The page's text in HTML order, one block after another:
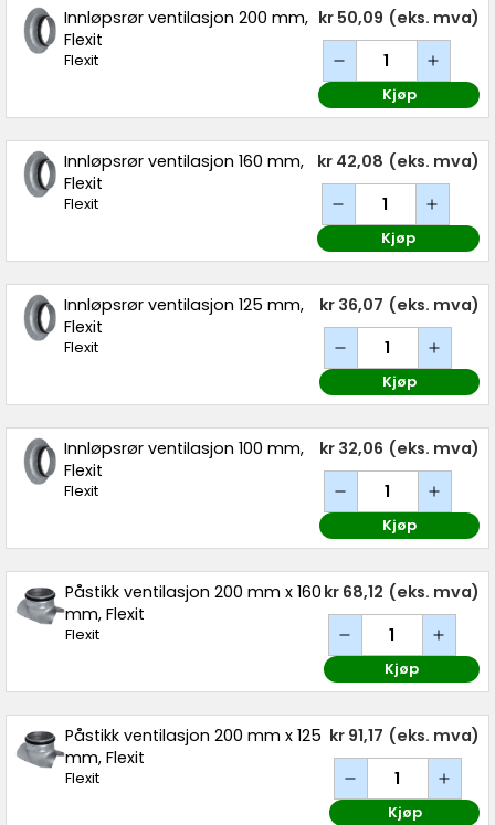
Innløpsrør ventilasjon 200 mm,
Flexit
Flexit
kr 50,09 (eks. mva)
Kjøp
Innløpsrør ventilasjon 160 mm,
Flexit
Flexit
kr 42,08 (eks. mva)
Kjøp
Innløpsrør ventilasjon 125 mm,
Flexit
Flexit
kr 36,07 (eks. mva)
Kjøp
Innløpsrør ventilasjon 100 mm,
Flexit
Flexit
kr 32,06 (eks. mva)
Kjøp
Påstikk ventilasjon 200 mm x 160
mm, Flexit
Flexit
kr 68,12 (eks. mva)
Kjøp
Påstikk ventilasjon 200 mm x 125
mm, Flexit
Flexit
kr 91,17 (eks. mva)
Kjøp